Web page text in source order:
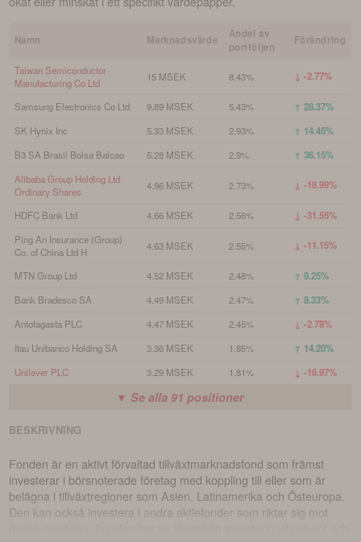
Namn Marknadsvärde
Andel av
portföljen
Förändring
Taiwan Semiconductor
Manufacturing Co Ltd
15 MSEK 8.43% ↓ -2.77%
Samsung Electronics Co Ltd 9.89 MSEK 5.43% ↑ 28.37%
SK Hynix Inc 5.33 MSEK 2.93% ↑ 14.45%
B3 SA Brasil Bolsa Balcao 5.28 MSEK 2.9% ↑ 36.15%
Alibaba Group Holding Ltd
Ordinary Shares
4.96 MSEK 2.73% ↓ -18.99%
HDFC Bank Ltd 4.66 MSEK 2.56% ↓ -31.55%
Ping An Insurance (Group)
Co. of China Ltd H
4.63 MSEK 2.55% ↓ -11.15%
MTN Group Ltd 4.52 MSEK 2.48% ↑ 9.25%
Bank Bradesco SA 4.49 MSEK 2.47% ↑ 8.33%
Antofagasta PLC 4.47 MSEK 2.45% ↓ -2.78%
Itau Unibanco Holding SA 3.36 MSEK 1.85% ↑ 14.20%
Unilever PLC 3.29 MSEK 1.81% ↓ -16.97%
▼ Se alla 91 positioner
BESKRIVNING
Fonden är en aktivt förvaltad tillväxtmarknadsfond som främst
investerar i börsnoterade företag med koppling till eller som är
belägna i tillväxtregioner som Asien, Latinamerika och Östeuropa.
Den kan också investera i andra aktiefonder som riktar sig mot